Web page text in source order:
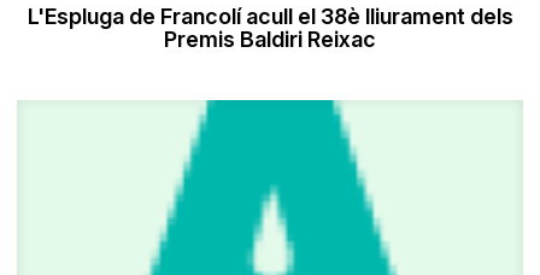
L'Espluga de Francolí acull el 38è lliurament dels
Premis Baldiri Reixac